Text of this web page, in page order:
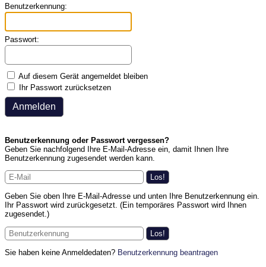
Benutzerkennung:
Passwort:
Auf diesem Gerät angemeldet bleiben
Ihr Passwort zurücksetzen
Benutzerkennung oder Passwort vergessen?
Geben Sie nachfolgend Ihre E-Mail-Adresse ein, damit Ihnen Ihre
Benutzerkennung zugesendet werden kann.
Geben Sie oben Ihre E-Mail-Adresse und unten Ihre Benutzerkennung ein.
Ihr Passwort wird zurückgesetzt. (Ein temporäres Passwort wird Ihnen
zugesendet.)
Sie haben keine Anmeldedaten? Benutzerkennung beantragen